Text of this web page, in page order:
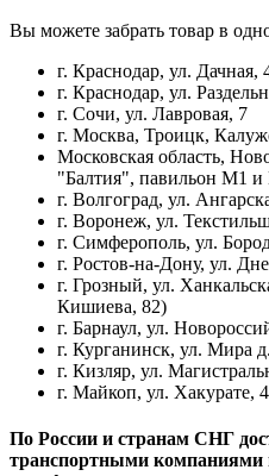
Вы можете забрать товар в
г. Краснодар, ул. Дачная,
г. Краснодар, ул.
г. Сочи, ул. Лавровая, 7
г. Москва, Троицк,
Московская область,
"Балтия", павильон М1
г. Волгоград, ул.
г. Воронеж, ул.
г. Симферополь, ул.
г. Ростов-на-Дону, ул.
г. Грозный, ул.
Кишиева, 82)
г. Барнаул, ул.
г. Курганинск, ул. Мира
г. Кизляр, ул.
г. Майкоп, ул. Хакурате,
По России и странам СНГ
транспортными компаниями